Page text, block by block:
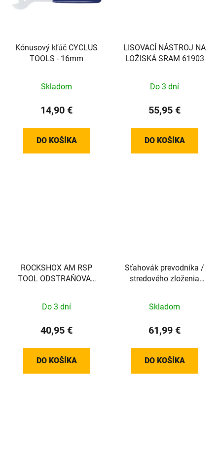
Kónusový kľúč CYCLUS
TOOLS - 16mm
Skladom
14,90 €
DO KOŠÍKA
LISOVACÍ NÁSTROJ NA
LOŽISKÁ SRAM 61903
Do 3 dní
55,95 €
DO KOŠÍKA
ROCKSHOX AM RSP
TOOL ODSTRAŇOVAČ
Do 3 dní
40,95 €
DO KOŠÍKA
Sťahovák prevodníka /
stredového zloženia
Skladom
61,99 €
DO KOŠÍKA